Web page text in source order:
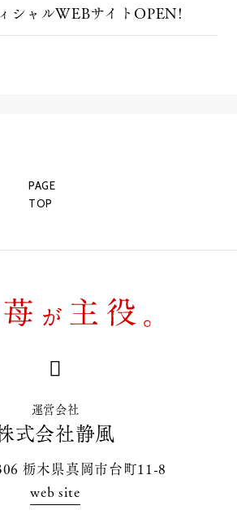
ャルWEBサイトOPEN!
PAGE
TOP
運営会社
式会社静風
栃木県真岡市台町11-8
web site